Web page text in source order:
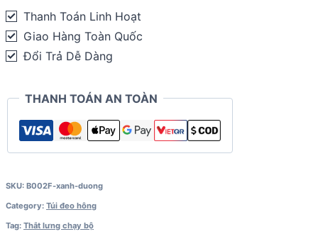
2
ngăn
(phiên
quantity
Thanh Toán Linh Hoạt
Giao Hàng Toàn Quốc
Đổi Trả Dễ Dàng
THANH TOÁN AN TOÀN
SKU: B002F-xanh-duong
Category: Túi đeo hông
Tag: Thắt lưng chạy bộ